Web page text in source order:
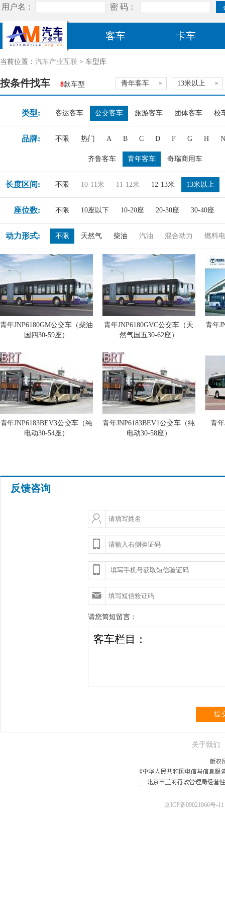
客车 卡车
当前位置： 汽车产业互联 > 车型库
按条件找车 8款车型 青年客车 × 13米以上 ×
类型: 客运客车 公交客车 旅游客车 团体客车 校
品牌: 不限 热门 A B C D F G H N
齐鲁客车 青年客车 奇瑞商用车
长度区间: 不限 10-11米 11-12米 12-13米 13米以上
座位数: 不限 10座以下 10-20座 20-30座 30-40座
动力形式: 不限 天然气 柴油 汽油 混合动力 燃料
青年JNP6180GM公交车（柴油
国四30-59座）
青年JNP6180GVC公交车（天
然气国五30-62座）
青年
青年JNP6183BEV3公交车（纯
电动30-54座）
青年JNP6183BEV1公交车（纯
电动30-58座）
青
反馈咨询
请您简短留言：
提
关于我们
京ICP备09021066号-11